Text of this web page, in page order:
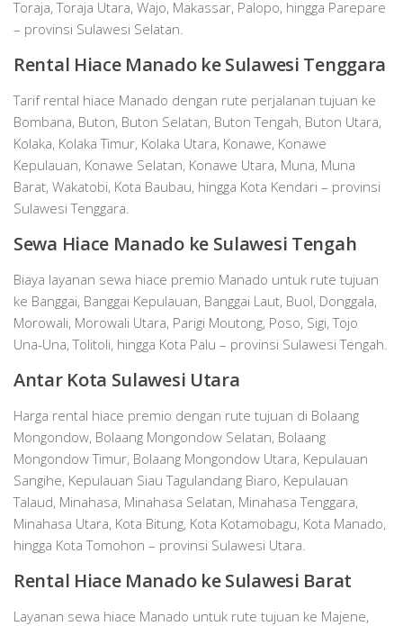
Toraja, Toraja Utara, Wajo, Makassar, Palopo, hingga Parepare
– provinsi Sulawesi Selatan.
Rental Hiace Manado ke Sulawesi Tenggara
Tarif rental hiace Manado dengan rute perjalanan tujuan ke
Bombana, Buton, Buton Selatan, Buton Tengah, Buton Utara,
Kolaka, Kolaka Timur, Kolaka Utara, Konawe, Konawe
Kepulauan, Konawe Selatan, Konawe Utara, Muna, Muna
Barat, Wakatobi, Kota Baubau, hingga Kota Kendari – provinsi
Sulawesi Tenggara.
Sewa Hiace Manado ke Sulawesi Tengah
Biaya layanan sewa hiace premio Manado untuk rute tujuan
ke Banggai, Banggai Kepulauan, Banggai Laut, Buol, Donggala,
Morowali, Morowali Utara, Parigi Moutong, Poso, Sigi, Tojo
Una-Una, Tolitoli, hingga Kota Palu – provinsi Sulawesi Tengah.
Antar Kota Sulawesi Utara
Harga rental hiace premio dengan rute tujuan di Bolaang
Mongondow, Bolaang Mongondow Selatan, Bolaang
Mongondow Timur, Bolaang Mongondow Utara, Kepulauan
Sangihe, Kepulauan Siau Tagulandang Biaro, Kepulauan
Talaud, Minahasa, Minahasa Selatan, Minahasa Tenggara,
Minahasa Utara, Kota Bitung, Kota Kotamobagu, Kota Manado,
hingga Kota Tomohon – provinsi Sulawesi Utara.
Rental Hiace Manado ke Sulawesi Barat
Layanan sewa hiace Manado untuk rute tujuan ke Majene,